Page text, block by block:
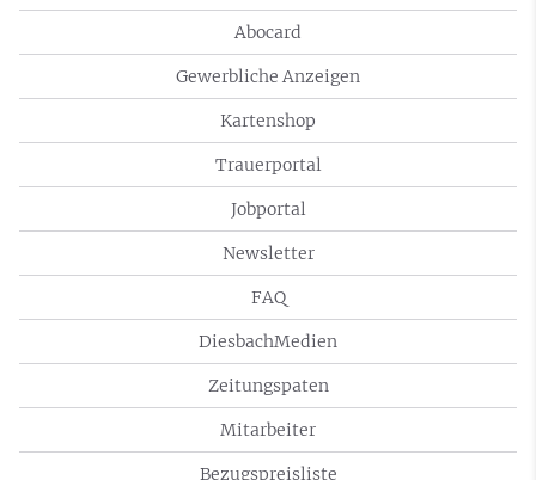
Abocard
Gewerbliche Anzeigen
Kartenshop
Trauerportal
Jobportal
Newsletter
FAQ
DiesbachMedien
Zeitungspaten
Mitarbeiter
Bezugspreisliste